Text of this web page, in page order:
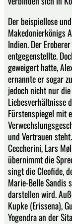
Der beispiellose
Makedonierkönigs
Indien. Der
entgegenstellte.
geweigert hatte,
ernannte er sogar
jedoch nicht nur
Liebesverhältnisse
Fürstenspiegel mit
und Vertrauen
Ceccherini, Lars
übernimmt die
singt die Cleofide,
Marie-Belle Sandis
darstellen wird.
Kupke (Erissena),
Yogendra an der